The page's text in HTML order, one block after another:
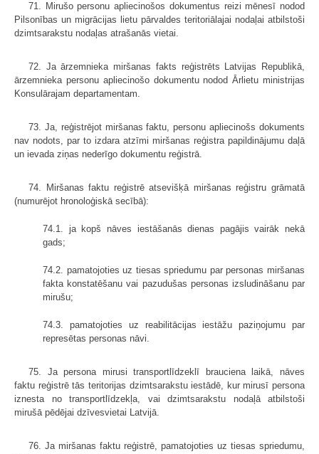
71. Mirušo personu apliecinošos dokumentus reizi mēnesī nodod
Pilsonī­bas un migrācijas lietu pārvaldes teritoriālajai nodaļai atbilstoši
dzimtsarakstu nodaļas atrašanās vietai.
72. Ja ārzemnieka miršanas fakts reģistrēts Latvijas Republikā,
ārzem­nieka personu apliecinošo dokumentu nodod Ārlietu ministrijas
Konsulārajam departamentam.
73. Ja, reģistrējot miršanas faktu, personu apliecinošs dokuments
nav nodots, par to izdara atzīmi miršanas reģistra papildinājumu daļā
un ievada ziņas nederīgo dokumentu reģistrā.
74. Miršanas faktu reģistrē atsevišķā miršanas reģistru grāmatā
(numurējot hronoloģiskā secībā):
74.1. ja kopš nāves iestāšanās dienas pagājis vairāk nekā
gads;
74.2. pamatojoties uz tiesas spriedumu par personas miršanas
fakta konstatēšanu vai pazudušas personas izsludināšanu par
mirušu;
74.3. pamatojoties uz reabilitācijas iestāžu paziņojumu par
represētas personas nāvi.
75. Ja persona mirusi transportlīdzeklī brauciena laikā, nāves
faktu reģistrē tās teritorijas dzimtsarakstu iestādē, kur mirusī persona
iznesta no transport­līdzekļa, vai dzimtsarakstu nodaļā atbilstoši
mirušā pēdējai dzīvesvietai Latvijā.
76. Ja miršanas faktu reģistrē, pamatojoties uz tiesas spriedumu,